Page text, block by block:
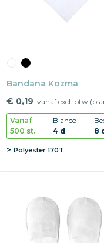
Bandana Kozma
€ 0,19 vanaf excl. btw
Vanaf
500 st.
Blanco
4 d
8
Polyester 170T